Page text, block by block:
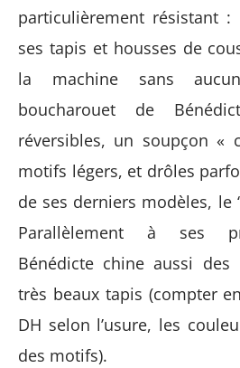
particulièrement résistant
ses tapis et housses de
la machine sans
boucharouet de
réversibles, un soupçon «
motifs légers, et drôles
de ses derniers modèles, le
Parallèlement à ses
Bénédicte chine aussi des
très beaux tapis (compter
DH selon l’usure, les
des motifs).